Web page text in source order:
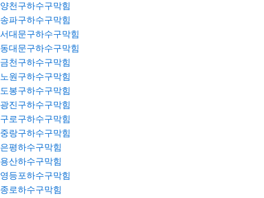
양천구하수구막힘
송파구하수구막힘
서대문구하수구막힘
동대문구하수구막힘
금천구하수구막힘
노원구하수구막힘
도봉구하수구막힘
광진구하수구막힘
구로구하수구막힘
중랑구하수구막힘
은평하수구막힘
용산하수구막힘
영등포하수구막힘
종로하수구막힘